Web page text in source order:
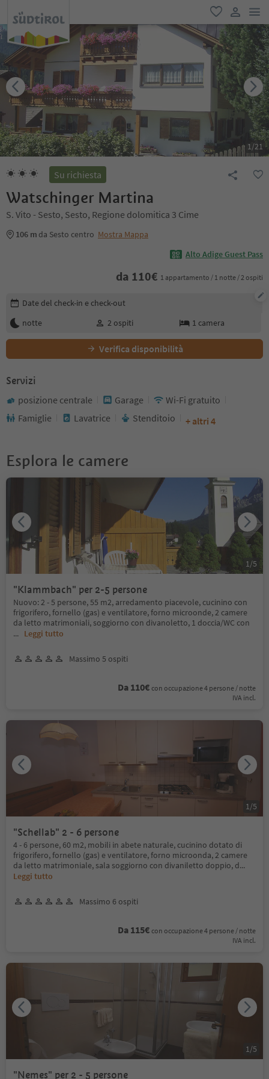
favoriti
user link
1/21
Su richiesta
Watschinger Martina
S. Vito - Sesto, Sesto, Regione dolomitica 3 Cime
106 m da Sesto centro Mostra Mappa
Alto Adige Guest Pass
da 110€ 1 appartamento / 1 notte / 2 ospiti
Modifica i dettagli della prenotazione
Date del check-in e check-out
notte
2 ospiti 1 camera
Verifica disponibilità
Servizi
posizione centrale Garage
Wi-Fi gratuito
Famiglie
Lavatrice Stenditoio + altri 4
Esplora le camere
"Klammbach" per 2-5 persone
Nuovo: 2 - 5 persone, 55 m2, arredamento piacevole, cucinino con
frigorifero, fornello (gas) e ventilatore, forno microonde, 2 camere
da letto matrimoniali, soggiorno con divanoletto, 1 doccia/WC con
... Leggi tutto
Massimo 5 ospiti
Da 110€ con occupazione 4 persone / notte
IVA incl.
1 /5
"Schellab" 2 - 6 persone
4 - 6 persone, 60 m2, mobili in abete naturale, cucinino dotato di
frigorifero, fornello (gas) e ventilatore, forno microonda, 2 camere
da letto matrimoniale, sala soggiorno con divaniletto doppio, d...
Leggi tutto
Massimo 6 ospiti
Da 115€ con occupazione 4 persone / notte
IVA incl.
1 /5
"Nemes" per 2 - 5 persone
1 /5